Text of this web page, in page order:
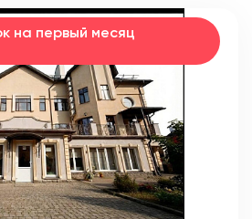
на первый месяц